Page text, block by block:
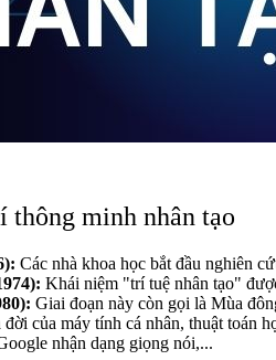
minh nhân tạo
Các nhà khoa học bắt đầu nghiên
Khái niệm "trí tuệ nhân tạo"
Giai đoạn này còn gọi là Mùa
đời của máy tính cá nhân, thuật toán
nhận dạng giọng nói,...